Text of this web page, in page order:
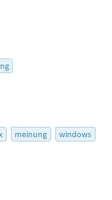
meinung windows